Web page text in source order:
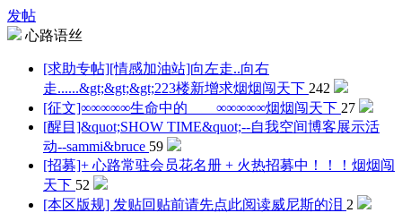
发帖
心路语丝
[求助专帖][情感加油站]向左走..向右
走......&gt;&gt;&gt;223楼新增求烟烟闯天下 242
[征文]∞∞∞∞∞生命中的____∞∞∞∞∞烟烟闯天下 27
[醒目]&quot;SHOW TIME&quot;--自我空间博客展示活
动--sammi&bruce 59
[招募]+ 心路常驻会员花名册 + 火热招募中！！！ 烟烟闯
天下 52
[本区版规] 发贴回贴前请先点此阅读威尼斯的泪 2